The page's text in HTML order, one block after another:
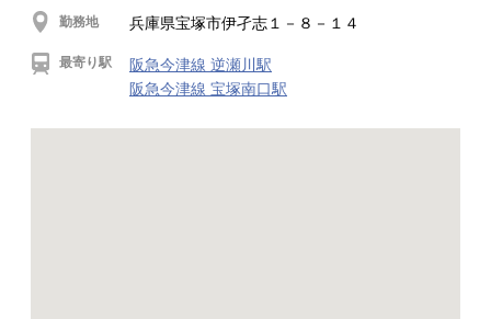
勤務地 兵庫県宝塚市伊孑志１－８－１４
最寄り駅
阪急今津線 逆瀬川駅
阪急今津線 宝塚南口駅